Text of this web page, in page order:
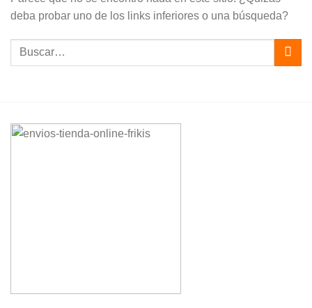
deba probar uno de los links inferiores o una búsqueda?